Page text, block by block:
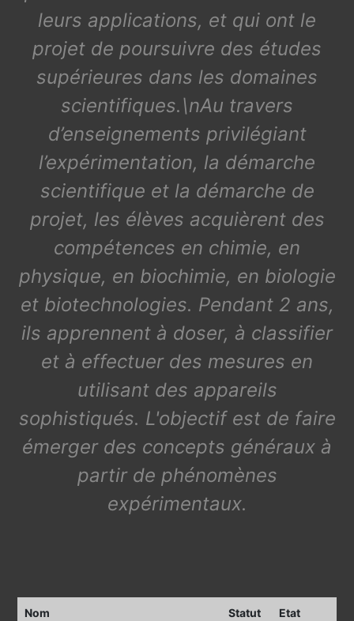
leurs applications, et qui ont le
projet de poursuivre des études
supérieures dans les domaines
scientifiques.\nAu travers
d’enseignements privilégiant
l’expérimentation, la démarche
scientifique et la démarche de
projet, les élèves acquièrent des
compétences en chimie, en
physique, en biochimie, en biologie
et biotechnologies. Pendant 2 ans,
ils apprennent à doser, à classifier
et à effectuer des mesures en
utilisant des appareils
sophistiqués. L'objectif est de faire
émerger des concepts généraux à
partir de phénomènes
expérimentaux.
Nom Statut Etat